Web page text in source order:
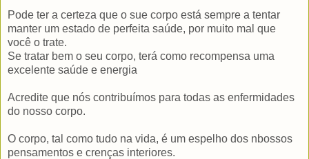
Pode ter a certeza que o sue corpo está sempre a tentar
manter um estado de perfeita saúde, por muito mal que
você o trate.
Se tratar bem o seu corpo, terá como recompensa uma
excelente saúde e energia
Acredite que nós contribuímos para todas as enfermidades
do nosso corpo.
O corpo, tal como tudo na vida, é um espelho dos nbossos
pensamentos e crenças interiores.